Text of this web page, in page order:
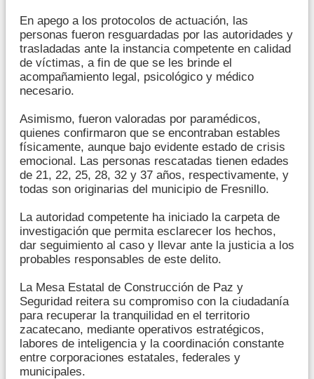
En apego a los protocolos de actuación, las
personas fueron resguardadas por las autoridades y
trasladadas ante la instancia competente en calidad
de víctimas, a fin de que se les brinde el
acompañamiento legal, psicológico y médico
necesario.
Asimismo, fueron valoradas por paramédicos,
quienes confirmaron que se encontraban estables
físicamente, aunque bajo evidente estado de crisis
emocional. Las personas rescatadas tienen edades
de 21, 22, 25, 28, 32 y 37 años, respectivamente, y
todas son originarias del municipio de Fresnillo.
La autoridad competente ha iniciado la carpeta de
investigación que permita esclarecer los hechos,
dar seguimiento al caso y llevar ante la justicia a los
probables responsables de este delito.
La Mesa Estatal de Construcción de Paz y
Seguridad reitera su compromiso con la ciudadanía
para recuperar la tranquilidad en el territorio
zacatecano, mediante operativos estratégicos,
labores de inteligencia y la coordinación constante
entre corporaciones estatales, federales y
municipales.